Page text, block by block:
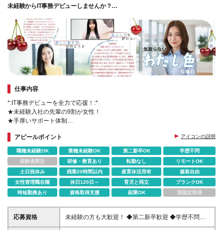
未経験からIT事務デビューしませんか？
仕事内容
*:IT事務デビューを全力で応援！:*
★未経験入社の先輩の9割が女性！
★手厚いサポート体制
★ネイル・髪色自由！おしゃれもしっかり楽しめる♪
★長期連休取得可能！
アピールポイント アイコンの説明
職種未経験OK 業種未経験OK 第二新卒OK
学歴不問
経験者限定
研修・教育あり 転勤なし
リモートOK
土日祝休み
残業20時間以内 産育休活用有
服装自由
女性管理職在籍
休日120日～ 育児と両立
ブランクOK
時短勤務あり
資格取得支援 副業OK 国認定取得
応募資格
未経験の方も大歓迎！ ◆第二新卒歓迎 ◆学歴不問
◆35歳以下の方（長期キャリア形成を図るため）